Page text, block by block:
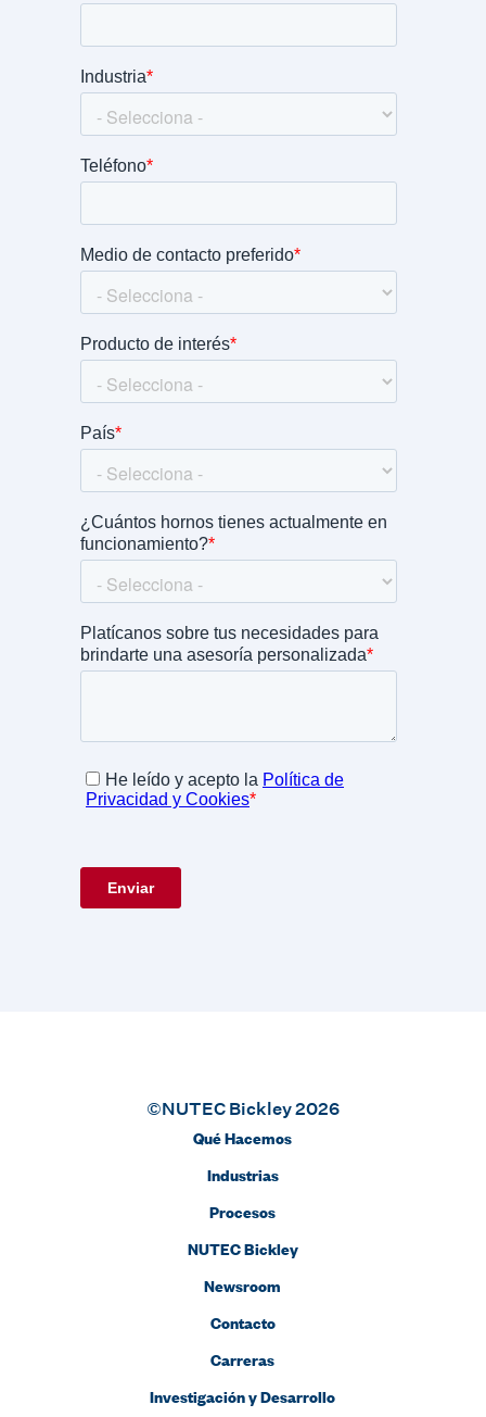
©NUTEC Bickley 2026
Qué Hacemos
Industrias
Procesos
NUTEC Bickley
Newsroom
Contacto
Carreras
Investigación y Desarrollo